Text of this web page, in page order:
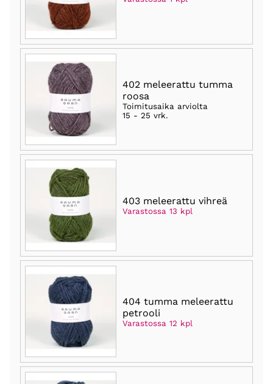
402 meleerattu tumma
roosa
Toimitusaika arviolta
15 - 25 vrk.
403 meleerattu vihreä
Varastossa 13 kpl
404 tumma meleerattu
petrooli
Varastossa 12 kpl